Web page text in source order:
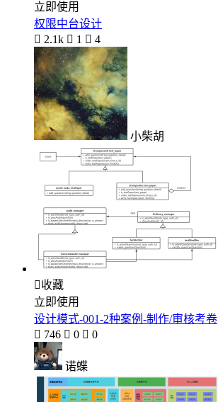
立即使用
权限中台设计
 2.1k  1  4
小柴胡
收藏
立即使用
设计模式-001-2种案例-制作/审核考卷
 746  0  0
诺蝶